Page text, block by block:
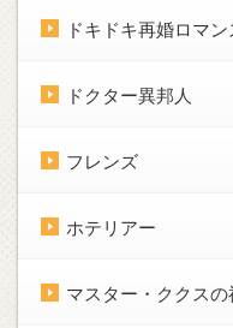
ドキドキ再婚ロマン
ドクター異邦人
フレンズ
ホテリアー
マスター・ククス